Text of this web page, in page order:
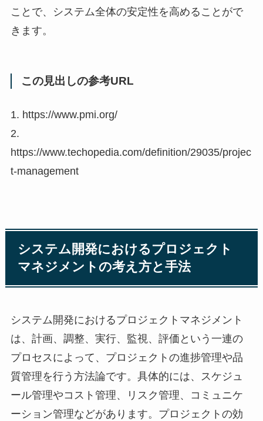
ことで、システム全体の安定性を高めることがで
きます。
この見出しの参考URL
1. https://www.pmi.org/
2.
https://www.techopedia.com/definition/29035/projec
t-management
システム開発におけるプロジェクト
マネジメントの考え方と手法
システム開発におけるプロジェクトマネジメント
は、計画、調整、実行、監視、評価という一連の
プロセスによって、プロジェクトの進捗管理や品
質管理を行う方法論です。具体的には、スケジュ
ール管理やコスト管理、リスク管理、コミュニケ
ーション管理などがあります。プロジェクトの効